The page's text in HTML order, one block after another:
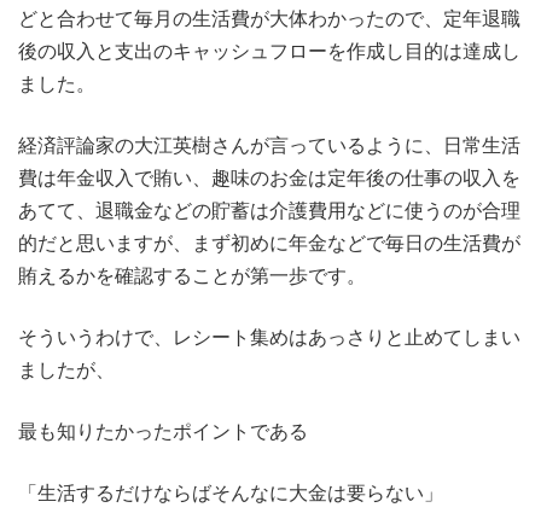
どと合わせて毎月の生活費が大体わかったので、定年退職
後の収入と支出のキャッシュフローを作成し目的は達成し
ました。
経済評論家の大江英樹さんが言っているように、日常生活
費は年金収入で賄い、趣味のお金は定年後の仕事の収入を
あてて、退職金などの貯蓄は介護費用などに使うのが合理
的だと思いますが、まず初めに年金などで毎日の生活費が
賄えるかを確認することが第一歩です。
そういうわけで、レシート集めはあっさりと止めてしまい
ましたが、
最も知りたかったポイントである
「生活するだけならばそんなに大金は要らない」